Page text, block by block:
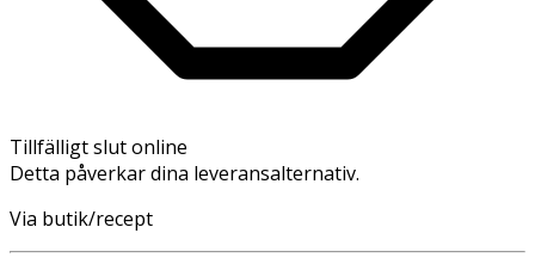
Tillfälligt slut online
Detta påverkar dina leveransalternativ.
Via butik/recept